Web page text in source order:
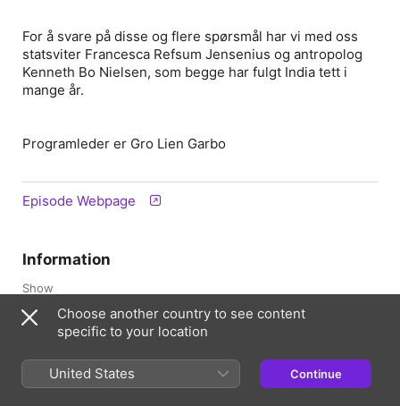
For å svare på disse og flere spørsmål har vi med oss
statsviter Francesca Refsum Jensenius og antropolog
Kenneth Bo Nielsen, som begge har fulgt India tett i
mange år.
Programleder er Gro Lien Garbo
Episode Webpage
Information
Show
Frequency
Published
Choose another country to see content
specific to your location
United States Continue